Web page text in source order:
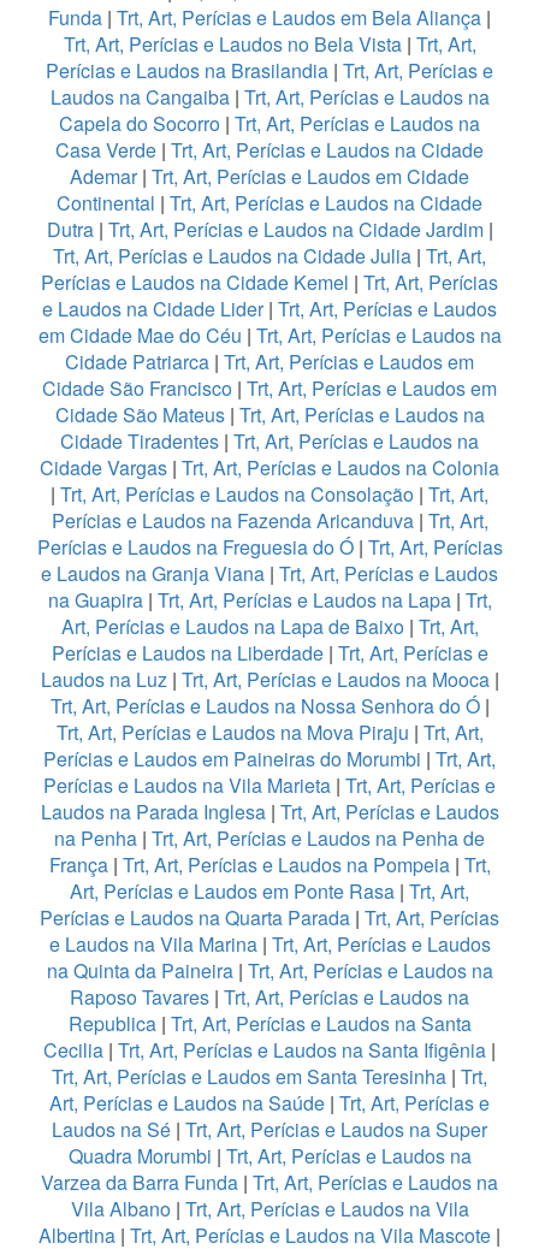
Funda | Trt, Art, Perícias e Laudos em Bela Aliança |
Trt, Art, Perícias e Laudos no Bela Vista| Trt, Art,
Perícias e Laudos na Brasilandia | Trt, Art, Perícias e
Laudos na Cangaiba| Trt, Art, Perícias e Laudos na
Capela do Socorro | Trt, Art, Perícias e Laudos na
Casa Verde | Trt, Art, Perícias e Laudos na Cidade
Ademar| Trt, Art, Perícias e Laudos em Cidade
Continental | Trt, Art, Perícias e Laudos na Cidade
Dutra | Trt, Art, Perícias e Laudos na Cidade Jardim|
Trt, Art, Perícias e Laudos na Cidade Julia | Trt, Art,
Perícias e Laudos na Cidade Kemel | Trt, Art, Perícias
e Laudos na Cidade Lider| Trt, Art, Perícias e Laudos
em Cidade Mae do Céu | Trt, Art, Perícias e Laudos na
Cidade Patriarca | Trt, Art, Perícias e Laudos em
Cidade São Francisco | Trt, Art, Perícias e Laudos em
Cidade São Mateus| Trt, Art, Perícias e Laudos na
Cidade Tiradentes | Trt, Art, Perícias e Laudos na
Cidade Vargas | Trt, Art, Perícias e Laudos na Colonia
| Trt, Art, Perícias e Laudos na Consolação | Trt, Art,
Perícias e Laudos na Fazenda Aricanduva| Trt, Art,
Perícias e Laudos na Freguesia do Ó| Trt, Art, Perícias
e Laudos na Granja Viana | Trt, Art, Perícias e Laudos
na Guapira| Trt, Art, Perícias e Laudos na Lapa| Trt,
Art, Perícias e Laudos na Lapa de Baixo | Trt, Art,
Perícias e Laudos na Liberdade | Trt, Art, Perícias e
Laudos na Luz| Trt, Art, Perícias e Laudos na Mooca|
Trt, Art, Perícias e Laudos na Nossa Senhora do Ó|
Trt, Art, Perícias e Laudos na Mova Piraju | Trt, Art,
Perícias e Laudos em Paineiras do Morumbi | Trt, Art,
Perícias e Laudos na Vila Marieta | Trt, Art, Perícias e
Laudos na Parada Inglesa | Trt, Art, Perícias e Laudos
na Penha | Trt, Art, Perícias e Laudos na Penha de
França | Trt, Art, Perícias e Laudos na Pompeia| Trt,
Art, Perícias e Laudos em Ponte Rasa | Trt, Art,
Perícias e Laudos na Quarta Parada | Trt, Art, Perícias
e Laudos na Vila Marina| Trt, Art, Perícias e Laudos
na Quinta da Paineira| Trt, Art, Perícias e Laudos na
Raposo Tavares | Trt, Art, Perícias e Laudos na
Republica| Trt, Art, Perícias e Laudos na Santa
Cecilia | Trt, Art, Perícias e Laudos na Santa Ifigênia |
Trt, Art, Perícias e Laudos em Santa Teresinha | Trt,
Art, Perícias e Laudos na Saúde | Trt, Art, Perícias e
Laudos na Sé | Trt, Art, Perícias e Laudos na Super
Quadra Morumbi | Trt, Art, Perícias e Laudos na
Varzea da Barra Funda | Trt, Art, Perícias e Laudos na
Vila Albano| Trt, Art, Perícias e Laudos na Vila
Albertina | Trt, Art, Perícias e Laudos na Vila Mascote |